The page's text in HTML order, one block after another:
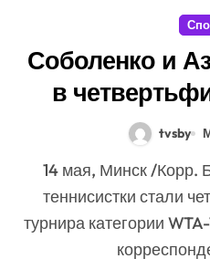
Соболенко и
в
WTA-tvsby
14 мая, Минск /Корр. БЕЛТА/. Белорусские
теннисистки стали
турнира категории